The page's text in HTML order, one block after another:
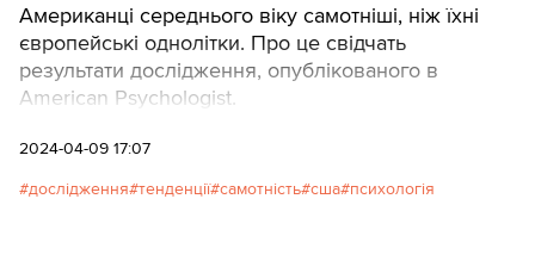
Американці середнього віку самотніші, ніж їхні
європейські однолітки. Про це свідчать
результати дослідження, опублікованого в
American Psychologist.
2024-04-09 17:07
дослідження тенденції самотність сша психологія